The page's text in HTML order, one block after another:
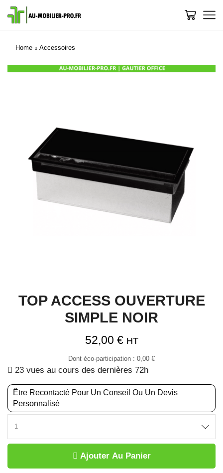
Home Accessoires
TOP ACCESS OUVERTURE
SIMPLE NOIR
52,00 € HT
Dont éco-participation : 0,00 €
23 vues au cours des dernières 72h
Être Recontacté Pour Un Conseil Ou Un Devis
Personnalisé
ACCESS
SIMPLE
Ajouter Au Panier